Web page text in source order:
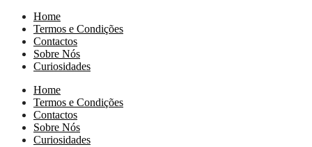
Home
Termos e Condições
Contactos
Sobre Nós
Curiosidades
Home
Termos e Condições
Contactos
Sobre Nós
Curiosidades